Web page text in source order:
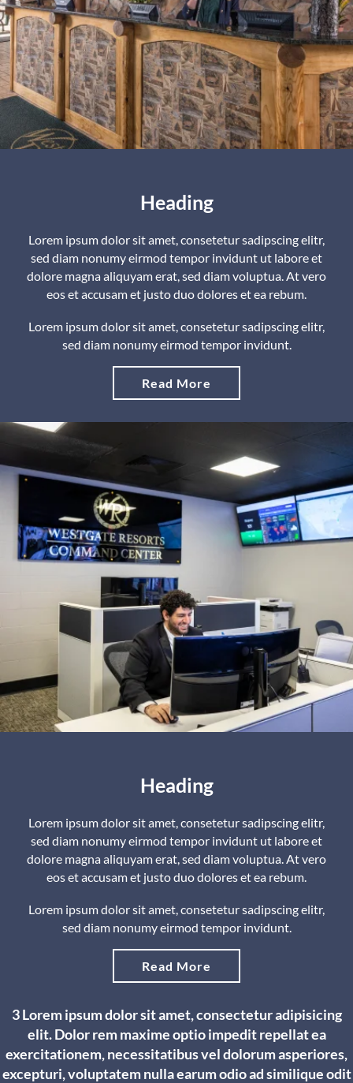
Heading
Lorem ipsum dolor sit amet, consetetur sadipscing elitr,
sed diam nonumy eirmod tempor invidunt ut labore et
dolore magna aliquyam erat, sed diam voluptua. At vero
eos et accusam et justo duo dolores et ea rebum.
Lorem ipsum dolor sit amet, consetetur sadipscing elitr,
sed diam nonumy eirmod tempor invidunt.
Read More
Heading
Lorem ipsum dolor sit amet, consetetur sadipscing elitr,
sed diam nonumy eirmod tempor invidunt ut labore et
dolore magna aliquyam erat, sed diam voluptua. At vero
eos et accusam et justo duo dolores et ea rebum.
Lorem ipsum dolor sit amet, consetetur sadipscing elitr,
sed diam nonumy eirmod tempor invidunt.
Read More
2 Lorem ipsum dolor sit amet, consectetur adipisicing
elit. Dolor rem maxime optio impedit repellat ea
exercitationem, necessitatibus vel dolorum asperiores,
excepturi, voluptatem nulla earum odio ad similique odit